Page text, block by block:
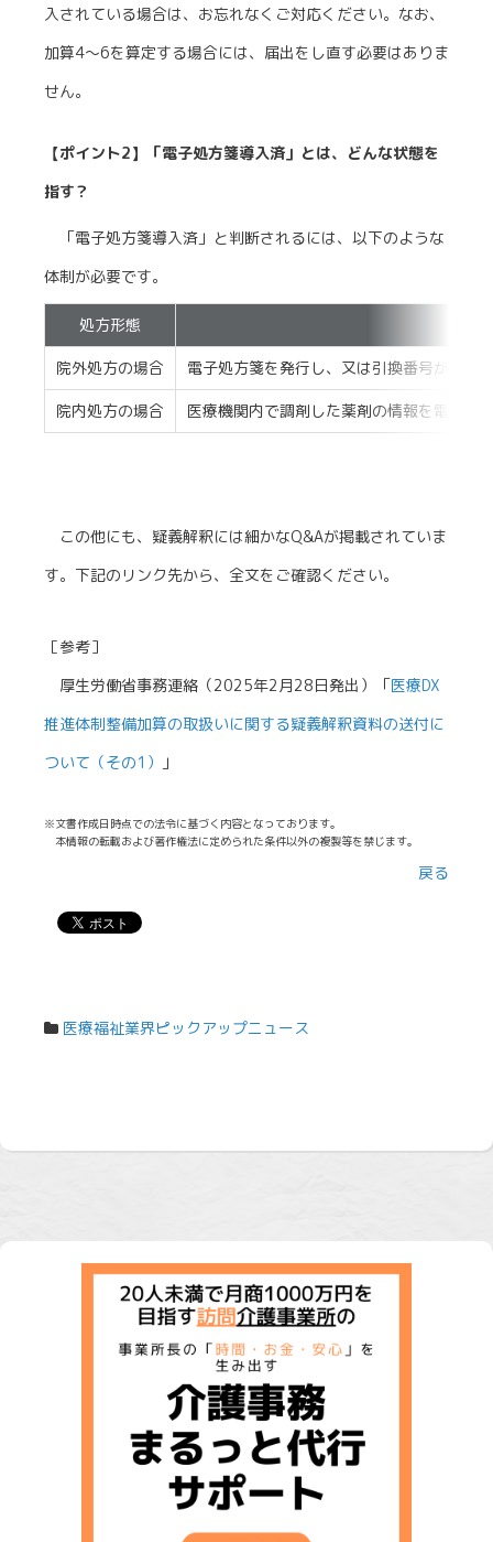
入されている場合は、お忘れなくご対応ください。なお、
加算4～6を算定する場合には、届出をし直す必要はありま
せん。
【ポイント2】「電子処方箋導入済」とは、どんな状態を
指す？
「電子処方箋導入済」と判断されるには、以下のような
体制が必要です。
処方形態
院外処方の場合 電子処方箋を発行し、又は引換番号が印字
院内処方の場合 医療機関内で調剤した薬剤の情報を電子処
この他にも、疑義解釈には細かなQ&Aが掲載されていま
す。下記のリンク先から、全文をご確認ください。
［参考］
厚生労働省事務連絡（2025年2月28日発出）「医療DX
推進体制整備加算の取扱いに関する疑義解釈資料の送付に
ついて（その1）
」
※文書作成日時点での法令に基づく内容となっております。
本情報の転載および著作権法に定められた条件以外の複製等を禁じます。
戻る
医療福祉業界ピックアップニュース